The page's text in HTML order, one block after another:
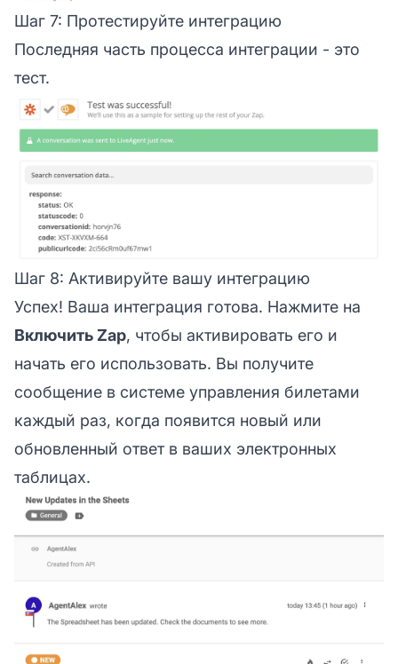
Шаг 7: Протестируйте интеграцию
Последняя часть процесса интеграции - это
тест.
Шаг 8: Активируйте вашу интеграцию
Успех! Ваша интеграция готова. Нажмите на
Включить Zap, чтобы активировать его и
начать его использовать. Вы получите
сообщение в системе управления билетами
каждый раз, когда появится новый или
обновленный ответ в ваших электронных
таблицах.